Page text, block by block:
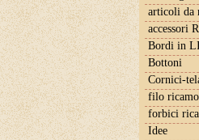
articoli da
accessori
Bordi in
Bottoni
Cornici-
filo
forbici
Idee